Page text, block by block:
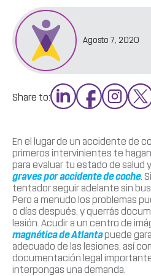
Agosto 7, 2020
Share to:
En el lugar de un accidente de
primeros intervinientes te
para evaluar tu estado de salud
graves por accidente de coche.
tentador seguir adelante sin
Pero a menudo los problemas
o días después, y querrás
lesión. Acudir a un centro de
magnética de Atlantapuede
adecuado de las lesiones, así
documentación legal
interpongas una demanda.